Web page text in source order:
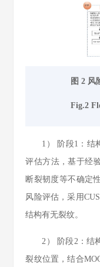
图 2 风
Fig.2
1） 阶段1：结
评估方法，基于经
断裂韧度等不确定
风险评估，采用
结构有无裂纹。
2） 阶段2：结
裂纹位置，结合